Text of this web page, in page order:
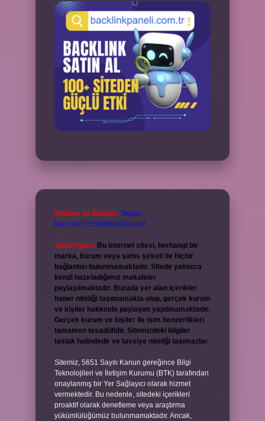
Reklam ve İletişim: Skype:
live:.cid.575569c608265c69
Yasal Uyarı: Bu internet sitesi, herhangi bir
marka, kurum veya şahıs şirketi ile hiçbir
bağlantısı bulunmamaktadır. Sitede yalnızca
kendi hazırladığımız makaleler
paylaşılmaktadır. Burada yer alan içerikler
haber niteliği taşımamakta olup, gerçek kurum
ve kişiler hakkında paylaşım yapılmamaktadır.
Gerçek kurum ve kişiler ile isim benzerlikleri
tamamen tesadüfidir. Sitemizdeki bilgiler
taslak halindedir ve tavsiye niteliği taşımazlar.
Sitemiz, 5651 Sayılı Kanun gereğince Bilgi
Teknolojileri ve İletişim Kurumu (BTK) tarafından
onaylanmış bir Yer Sağlayıcı olarak hizmet
vermektedir. Bu nedenle, sitedeki içerikleri
proaktif olarak denetleme veya araştırma
yükümlülüğümüz bulunmamaktadır. Ancak,